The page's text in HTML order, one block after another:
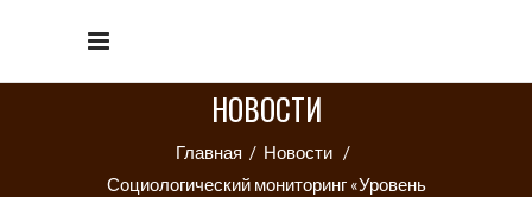
НОВОСТИ
Главная / Новости /
Социологический мониторинг «Уровень